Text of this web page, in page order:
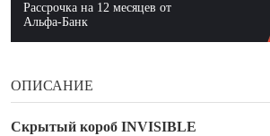
Рассрочка на 12 месяцев от
Альфа-Банк
ОПИСАНИЕ
Скрытый короб INVISIBLE